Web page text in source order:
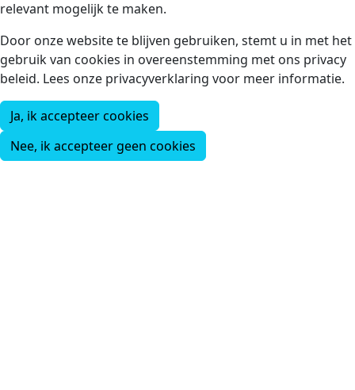
relevant mogelijk te maken.
Door onze website te blijven gebruiken, stemt u in met het
gebruik van cookies in overeenstemming met ons privacy
beleid. Lees onze privacyverklaring voor meer informatie.
Ja, ik accepteer cookies
Nee, ik accepteer geen cookies